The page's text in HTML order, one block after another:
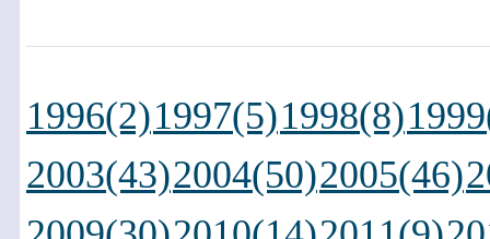
1996(2)1997(5)1998(8)
2003(43)2004(50)2005(46)